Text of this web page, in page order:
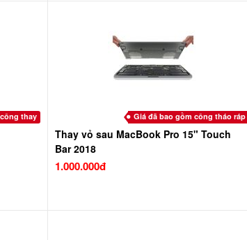
thay Giá đã bao gồm công tháo ráp
Thay vỏ sau MacBook Pro 15" Touch
Bar 2018
1.000.000đ